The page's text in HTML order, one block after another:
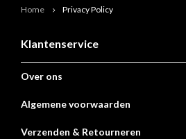
Home Privacy Policy
Klantenservice
Over ons
Algemene voorwaarden
Verzenden & Retourneren